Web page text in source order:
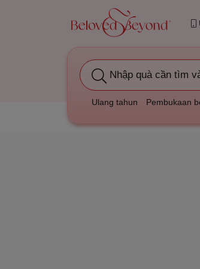
Nhập quà cần tìm
Ulang tahun Pembukaan